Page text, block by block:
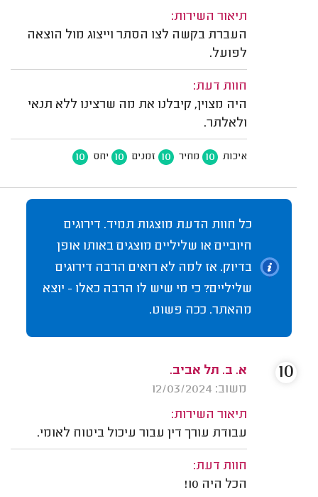
תיאור השירות:
העברת בקשה לצו הסתר וייצוג מול הוצאה
לפועל.
חוות דעת:
היה מצוין, קיבלנו את מה שרצינו ללא תנאי
ולאלתר.
איכות 10 מחיר 10 זמנים 10 יחס 10
כל חוות הדעת מוצגות תמיד. דירוגים
חיוביים או שליליים מוצגים באותו אופן
בדיוק. אז למה לא רואים הרבה דירוגים
שליליים? כי מי שיש לו הרבה כאלו - יוצא
מהאתר. ככה פשוט.
א. ב. תל אביב.
משוב: 12/03/2024
תיאור השירות:
עבודת עורך דין עבור עיכול ביטוח לאומי.
חוות דעת:
הכל היה 10!
10